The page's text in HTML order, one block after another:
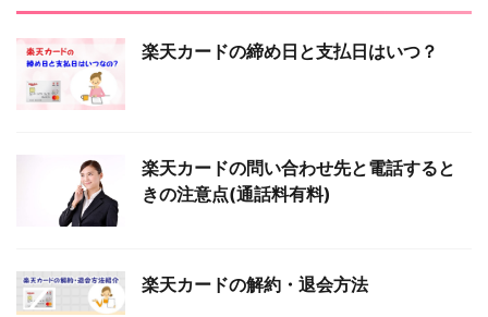
楽天カードの締め日と支払日はいつ？
楽天カードの問い合わせ先と電話すると
きの注意点(通話料有料)
楽天カードの解約・退会方法